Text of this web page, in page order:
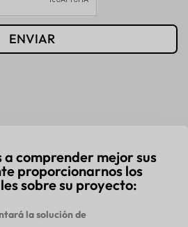
ENVIAR
comprender mejor sus
proporcionarnos los
sobre su proyecto:
la solución de